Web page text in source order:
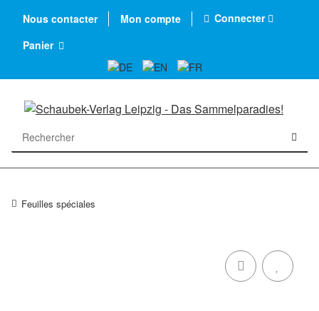
Nous contacter Mon compte
Connecter
Panier
Feuilles spéciales